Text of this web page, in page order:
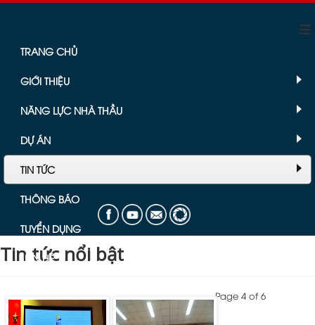
≡
TRANG CHỦ
GIỚI THIỆU
NĂNG LỰC NHÀ THẦU
DỰ ÁN
TIN TỨC
THÔNG BÁO
TUYỂN DỤNG
LIÊN HỆ
Tin tức nổi bật
Page 4 of 6